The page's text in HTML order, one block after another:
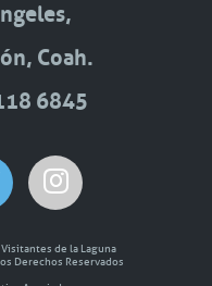
Coah.
6845
de la Laguna
Derechos Reservados